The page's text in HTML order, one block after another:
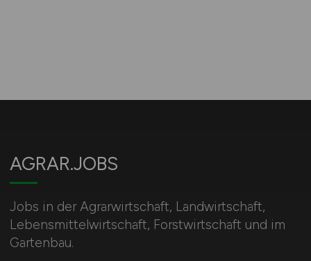
AGRAR.JOBS
Jobs in der Agrarwirtschaft, Landwirtschaft,
Lebensmittelwirtschaft, Forstwirtschaft und im
Gartenbau.